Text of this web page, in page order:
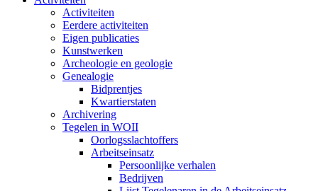
Activiteiten
Eerdere activiteiten
Eigen publicaties
Kunstwerken
Archeologie en geologie
Genealogie
Bidprentjes
Kwartierstaten
Archivering
Tegelen in WOII
Oorlogsslachtoffers
Arbeitseinsatz
Persoonlijke verhalen
Bedrijven